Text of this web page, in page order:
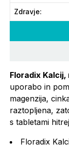
Floradix Kalcij,
uporabo in
magenzija,
raztopljena,
s tabletami
Floradix
Zdravje: